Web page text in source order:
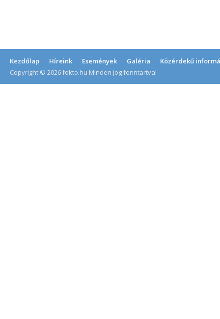
Kezdőlap Híreink Események Galéria
Közérdekű
Copyright © 2026 fokto.hu Minden jog fenntartva!